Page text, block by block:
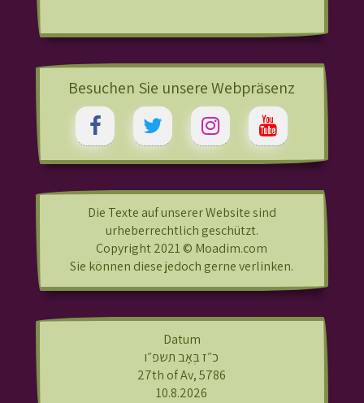
Besuchen Sie unsere Webpräsenz
Die Texte auf unserer Website sind
urheberrechtlich geschützt.
Copyright 2021 © Moadim.com
Sie können diese jedoch gerne verlinken.
Datum
כ״ז בְּאָב תשפ״ו
27th of Av, 5786
10.8.2026